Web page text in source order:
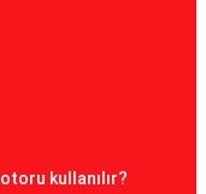
kullanılır?